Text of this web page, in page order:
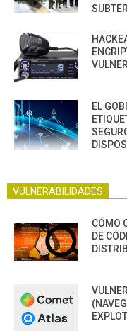
EL
VULNERABILIDADES
CÓMO
DE